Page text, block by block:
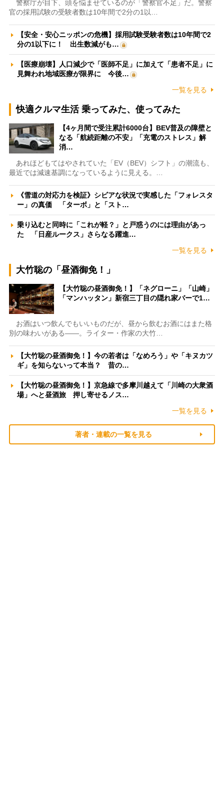
警察庁が目下、頭を悩ませているのが「警察官不足」だ。警察
官の採用試験の受験者数は10年間で2分の1以…
【安全・安心ニッポンの危機】採用試験受験者数は10年間で2
分の1以下に！ 出生数減がも…
【医療崩壊】人口減少で「医師不足」に加えて「患者不足」に
見舞われ地域医療が限界に 今後…
一覧を見る
快適クルマ生活 乗ってみた、使ってみた
【4ヶ月間で受注累計6000台】BEV普及の障壁と
なる「航続距離の不安」「充電のストレス」解
消…
あれほどもてはやされていた「EV（BEV）シフト」の潮流も、
最近では減速基調になっているように見える。…
《雪道の対応力を検証》シビアな状況で実感した「フォレスタ
ー」の真価 「ターボ」と「スト…
乗り込むと同時に「これが軽？」と戸惑うのには理由があっ
た 「日産ルークス」さらなる躍進…
一覧を見る
大竹聡の「昼酒御免！」
【大竹聡の昼酒御免！】「ネグローニ」「山崎」
「マンハッタン」新宿三丁目の隠れ家バーで1…
お酒はいつ飲んでもいいものだが、昼から飲むお酒にはまた格
別の味わいがある――。ライター・作家の大竹…
【大竹聡の昼酒御免！】今の若者は「なめろう」や「キヌカツ
ギ」を知らないって本当？ 昔の…
【大竹聡の昼酒御免！】京急線で多摩川越えて「川崎の大衆酒
場」へと昼酒旅 押し寄せるノス…
一覧を見る
著者・連載の一覧を見る